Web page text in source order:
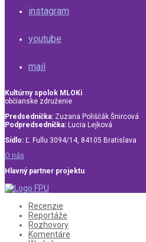
instagram
youtube
mail
Kultúrny spolok MLOKi
občianske združenie
Predsedníčka: Zuzana Poliščák Šnircová
Podpredsedníčka: Lucia Lejková
Sídlo: Ľ. Fullu 3094/14, 84105 Bratislava
O nás
Hlavný partner projektu
Recenzie
Reportáže
Rozhovory
Komentáre